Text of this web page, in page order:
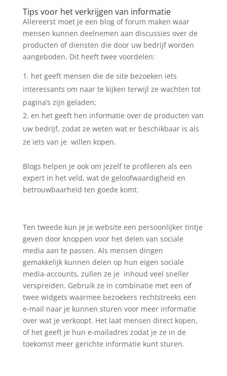
Tips voor het verkrijgen van informatie
Allereerst moet je een blog of forum maken waar
mensen kunnen deelnemen aan discussies over de
producten of diensten die door uw bedrijf worden
aangeboden. Dit heeft twee voordelen:
het geeft mensen die de site bezoeken iets
interessants om naar te kijken terwijl ze wachten tot
pagina’s zijn geladen;
en het geeft hen informatie over de producten van
uw bedrijf, zodat ze weten wat er beschikbaar is als
ze iets van je willen kopen.
Blogs helpen je ook om jezelf te profileren als een
expert in het veld, wat de geloofwaardigheid en
betrouwbaarheid ten goede komt.
Ten tweede kun je je website een persoonlijker tintje
geven door knoppen voor het delen van sociale
media aan te passen. Als mensen dingen
gemakkelijk kunnen delen op hun eigen sociale
media-accounts, zullen ze je inhoud veel sneller
verspreiden. Gebruik ze in combinatie met een of
twee widgets waarmee bezoekers rechtstreeks een
e-mail naar je kunnen sturen voor meer informatie
over wat je verkoopt. Het laat mensen direct kopen,
of het geeft je hun e-mailadres zodat je ze in de
toekomst meer gerichte informatie kunt sturen.